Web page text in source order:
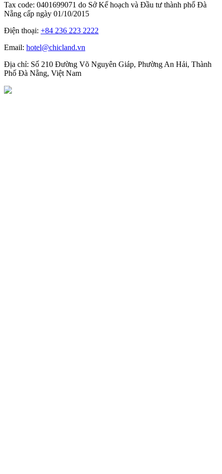
Tax code: 0401699071 do Sở Kế hoạch và Đầu tư thành phố Đà
Nẵng cấp ngày 01/10/2015
Điện thoại: +84 236 223 2222
Email: hotel@chicland.vn
Địa chỉ: Số 210 Đường Võ Nguyên Giáp, Phường An Hải, Thành
Phố Đà Nẵng, Việt Nam